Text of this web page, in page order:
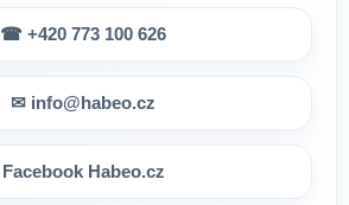
☎ +420 773 100 626
✉ info@habeo.cz
Facebook Habeo.cz